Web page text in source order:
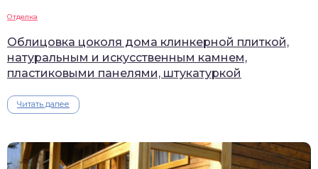
Отделка
Облицовка цоколя дома клинкерной плиткой,
натуральным и искусственным камнем,
пластиковыми панелями, штукатуркой
Читать далее